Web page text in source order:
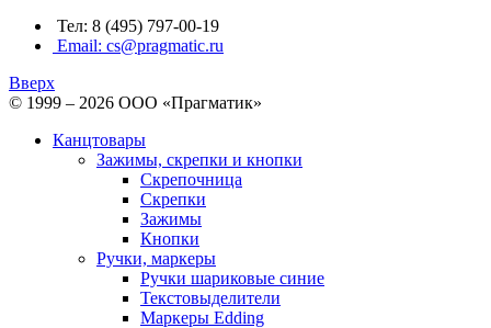
Тел: 8 (495) 797-00-19
Email: cs@pragmatic.ru
Вверх
© 1999 – 2026 ООО «Прагматик»
Канцтовары
Зажимы, скрепки и кнопки
Скрепочница
Скрепки
Зажимы
Кнопки
Ручки, маркеры
Ручки шариковые синие
Текстовыделители
Маркеры Edding